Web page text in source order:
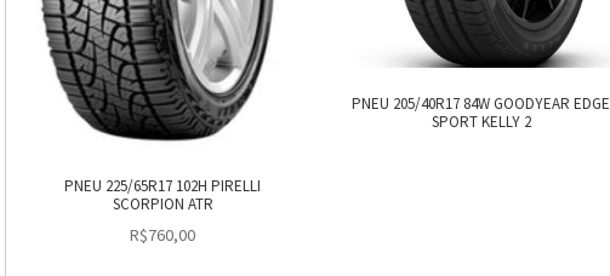
PNEU 225/65R17 102H PIRELLI
SCORPION ATR
R$760,00
PNEU 205/40R17 84W GOODYEAR EDGE
SPORT KELLY 2